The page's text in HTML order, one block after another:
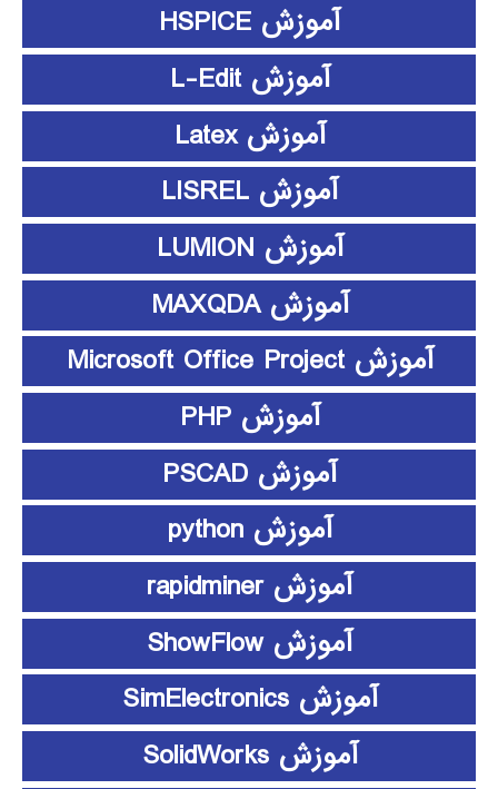
آموزش HSPICE
آموزش L-Edit
آموزش Latex
آموزش LISREL
آموزش LUMION
آموزش MAXQDA
آموزش Microsoft Office Project
آموزش PHP
آموزش PSCAD
آموزش python
آموزش rapidminer
آموزش ShowFlow
آموزش SimElectronics
آموزش SolidWorks